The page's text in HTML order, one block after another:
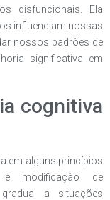
disfuncionais. Ela
influenciam nossas
nossos padrões de
significativa em
cognitiva
em alguns princípios
e modificação de
a situações